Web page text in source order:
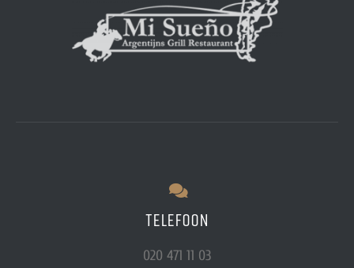
TELEFOON
020 471 11 03